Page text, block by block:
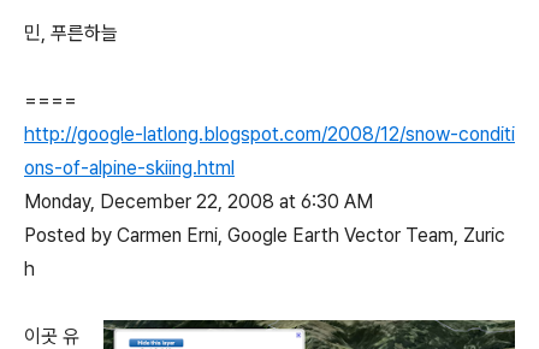
민, 푸른하늘
====
http://google-latlong.blogspot.com/2008/12/snow-conditi
ons-of-alpine-skiing.html
Monday, December 22, 2008 at 6:30 AM
Posted by Carmen Erni, Google Earth Vector Team, Zuric
h
이곳 유